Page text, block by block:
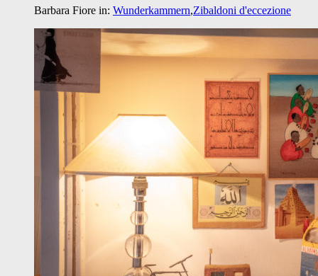
Barbara Fiore in: Wunderkammern,Zibaldoni d'eccezione